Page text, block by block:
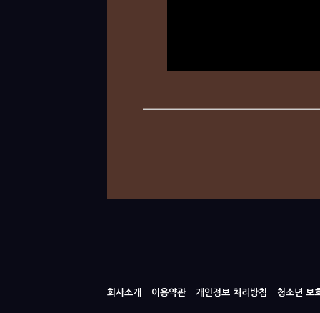
회사소개 이용약관 개인정보 처리방침 청소년 보